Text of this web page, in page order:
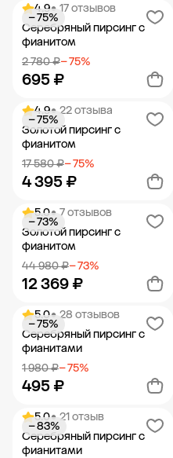
Добавить в корзину
4.9• 17 отзывов
Серебряный пирсинг с
фианитом
2 780 ₽− 75%
695 ₽
− 75%
Добавить в корзину
4.9• 22 отзыва
Золотой пирсинг с
фианитом
17 580 ₽− 75%
4 395 ₽
− 75%
Добавить в корзину
5.0• 7 отзывов
Золотой пирсинг с
фианитом
44 980 ₽− 73%
12 369 ₽
− 73%
Добавить в корзину
5.0• 28 отзывов
Серебряный пирсинг с
фианитами
1 980 ₽− 75%
495 ₽
− 75%
Добавить в корзину
5.0• 21 отзыв
Серебряный пирсинг с
фианитами
− 83%